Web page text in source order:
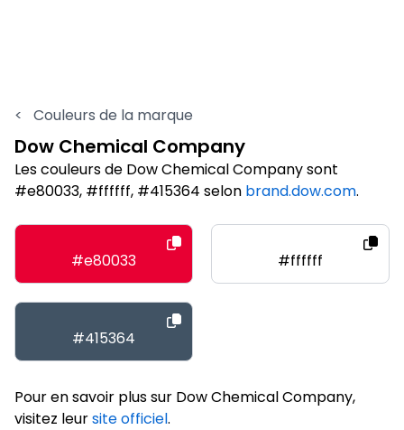
< Couleurs de la marque
Dow Chemical Company
Les couleurs de Dow Chemical Company sont
#e80033, #ffffff, #415364 selon brand.dow.com.
#e80033 #ffffff
#415364
Pour en savoir plus sur Dow Chemical Company,
visitez leursite officiel.